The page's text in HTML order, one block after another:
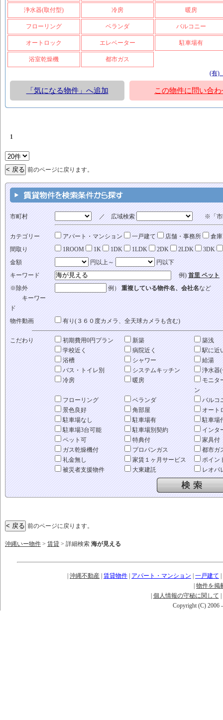
浄水器(取付型) 冷房 暖房
フローリング ベランダ バルコニー
オートロック エレベーター 駐車場有
浴室乾燥機
都市ガス
(有)
「気になる物件」へ追加 この物件に問い合わ
1
前のページに戻ります。
市町村 ／ 広域検索 ※「市町
カテゴリー アパート・マンション 一戸建て 店舗・事務所
倉庫
間取り
1ROOM 1K 1DK 1LDK 2DK 2LDK
3DK
金額
円以上～
円以下
キーワード
例)首里 ペット
※除外
キーワー
ド
例）重複している物件名、会社名など
物件動画 有り(３６０度カメラ、全天球カメラも含む)
こだわり 初期費用0円プラン 新築
築浅
学校近く
病院近く
駅に近
浴槽
シャワー
給湯
バス・トイレ別
システムキッチン
浄水器(
冷房
暖房
モニタ
ン
フローリング
ベランダ
バルコ
景色良好
角部屋
オート
駐車場なし
駐車場有
駐車場
駐車場3台可能
駐車場別契約
インタ
ペット可
特典付
家具付
ガス乾燥機付
プロパンガス
都市ガ
礼金無し
家賃１ヶ月サービス
ポイン
被災者支援物件
大東建託 レオパ
前のページに戻ります。
沖縄いー物件 > 賃貸 > 詳細検索 海が見える
沖縄不動産 賃貸物件 アパート・マンション 一戸建て
物件を掲
個人情報の守秘に関して
Copyright (C) 2006